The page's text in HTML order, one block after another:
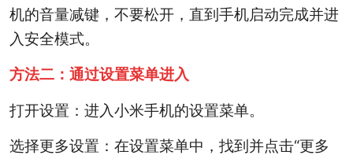
机的音量减键，不要松开，直到手机启动完成并进
入安全模式。
方法二：通过设置菜单进入
打开设置：进入小米手机的设置菜单。
选择更多设置：在设置菜单中，找到并点击“更多